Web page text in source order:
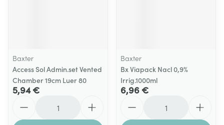
Baxter
Access Sol Admin.set Vented
Chamber 19cm Luer 80
5,94 €
Baxter
Bx Viapack Nacl 0,9%
Irrig.1000ml
6,96 €